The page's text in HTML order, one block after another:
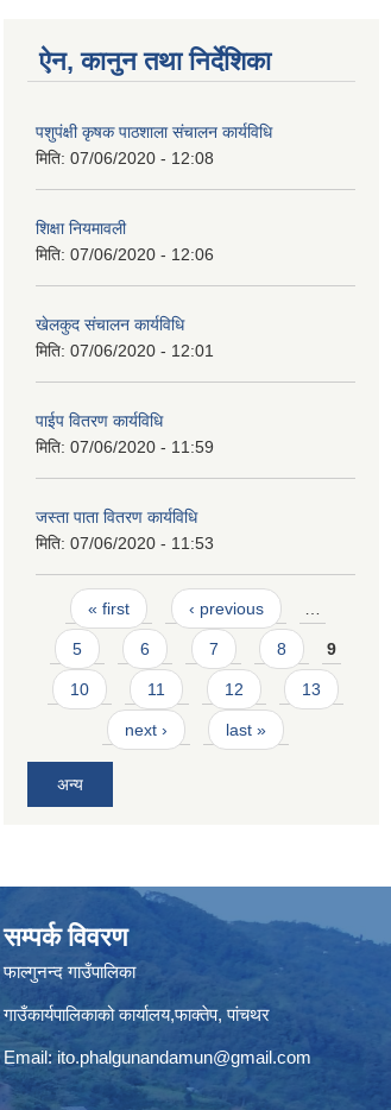
ऐन, कानुन तथा निर्देशिका
पशुपंक्षी कृषक पाठशाला संचालन कार्यविधि
मिति: 07/06/2020 - 12:08
शिक्षा नियमावली
मिति: 07/06/2020 - 12:06
खेलकुद संचालन कार्यविधि
मिति: 07/06/2020 - 12:01
पाईप वितरण कार्यविधि
मिति: 07/06/2020 - 11:59
जस्ता पाता वितरण कार्यविधि
मिति: 07/06/2020 - 11:53
Pages
« first ‹ previous
5 6 7 8 9
10 11 12 13
next › last »
अन्य
सम्पर्क विवरण
फाल्गुनन्द गाउँपालिका
गाउँकार्यपालिकाको कार्यालय,फाक्तेप, पांचथर
Email: ito.phalgunandamun@gmail.com